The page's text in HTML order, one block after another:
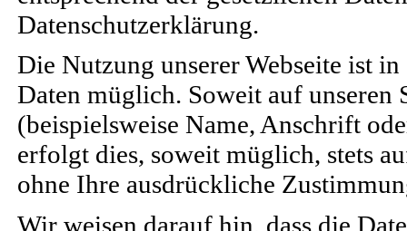
Datenschutzerklärung.
Die Nutzung unserer Webseite ist
Daten müglich. Soweit auf unseren
(beispielsweise Name, Anschrift
erfolgt dies, soweit müglich, stets
ohne Ihre ausdrückliche
Wir weisen darauf hin, dass die